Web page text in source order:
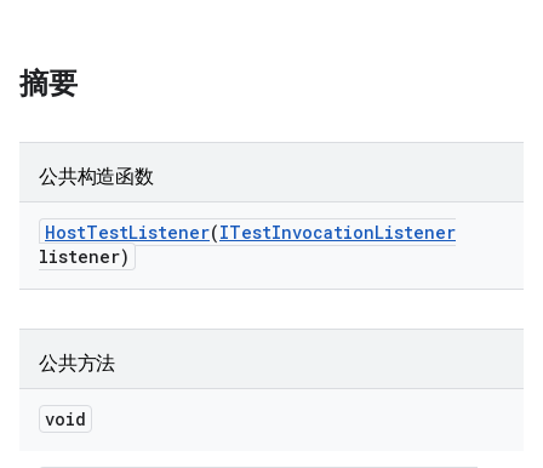
摘要
公共构造函数
HostTestListener(ITestInvocationListener
listener)
公共方法
void